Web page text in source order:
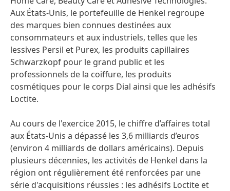
Aux États-Unis, le portefeuille de Henkel regroupe
des marques bien connues destinées aux
consommateurs et aux industriels, telles que les
lessives Persil et Purex, les produits capillaires
Schwarzkopf pour le grand public et les
professionnels de la coiffure, les produits
cosmétiques pour le corps Dial ainsi que les adhésifs
Loctite.
Au cours de l'exercice 2015, le chiffre d’affaires total
aux États-Unis a dépassé les 3,6 milliards d’euros
(environ 4 milliards de dollars américains). Depuis
plusieurs décennies, les activités de Henkel dans la
région ont régulièrement été renforcées par une
série d'acquisitions réussies : les adhésifs Loctite et